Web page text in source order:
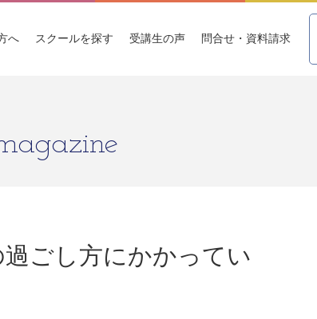
へ スクールを探す 受講生の声 問合せ・資料請求
ごし方にかかってい